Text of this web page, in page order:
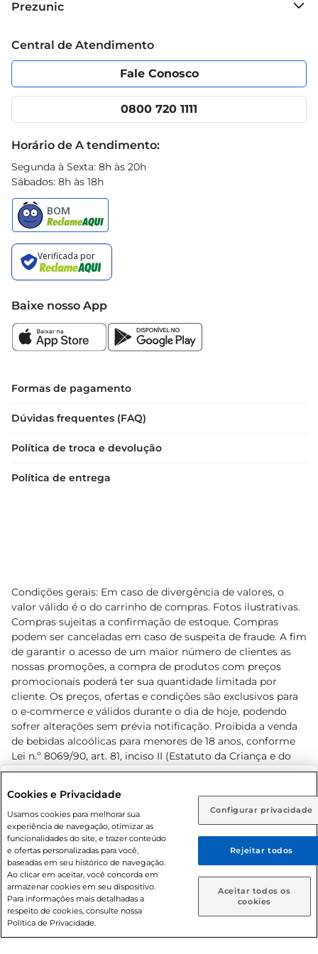
Rio de Janeiro (RJ) Goiás (GO)
Ou
Caso queira comprar online, informe como deseja receber
suas compras:
Entrega em casa Retire em Loja
apenas prepara um café
Grupo Cencosud
Política de Privacidade
Portal do fornecedor
Cencosud Media
Prezunic
Código de Ética
App Prezunic
Central de Atendimento
Fale Conosco
0800 720 1111
Horário de A tendimento:
Segunda à Sexta: 8h às 20h
Sábados: 8h às 18h
Baixe nosso App
Formas de pagamento
Dúvidas frequentes (FAQ)
Política de troca e devolução
Política de entrega
Condições gerais: Em caso de divergência de valores, o
valor válido é o do carrinho de compras. Fotos ilustrativas.
Compras sujeitas a confirmação de estoque. Compras
podem ser canceladas em caso de suspeita de fraude. A fim
de garantir o acesso de um maior número de clientes as
nossas promoções, a compra de produtos com preços
promocionais poderá ter sua quantidade limitada por
cliente. Os preços, ofertas e condições são exclusivos para
o e-commerce e válidos durante o dia de hoje, podendo
sofrer alterações sem prévia notificação. Proibida a venda
de bebidas alcoólicas para menores de 18 anos, conforme
Lei n.º 8069/90, art. 81, inciso II (Estatuto da Criança e do
Adolescente). Preços e condições exclusivos para o
prévio. O valor mínimo para as compras on-line é de R$
80,00.
© 2026 Copyright. Todos os direitos
reservados Prezunic.
Cookies e Privacidade
Usamos cookies para melhorar sua
experiência de navegação, otimizar as
funcionalidades do site, e trazer conteúdo
e ofertas personalizadas para você,
baseadas em seu histórico de navegação.
Ao clicar em aceitar, você concorda em
armazenar cookies em seu dispositivo.
Para informações mais detalhadas a
respeito de cookies, consulte nossa
Política de Privacidade.
Configurar privacidade
Rejeitar todos
Aceitar todos os
cookies